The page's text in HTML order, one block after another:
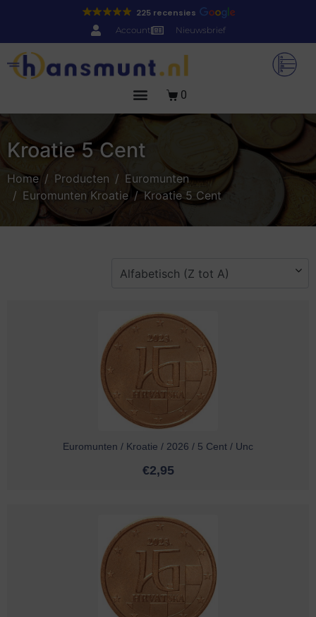
225 recensies
Account Nieuwsbrief
0
Kroatie 5 Cent
Home Producten
Euromunten
Euromunten Kroatie
Kroatie 5 Cent
Euromunten / Kroatie / 2026 / 5 Cent / Unc
€2,95